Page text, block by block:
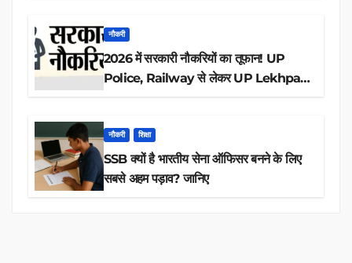
नौकरी
2026 में सरकारी नौकरियों का तूफान! UP
Police, Railway से लेकर UP Lekhpal
नौकरी शिक्षा
SSB क्यों है भारतीय सेना ऑफिसर बनने के लिए
सबसे अहम पड़ाव? जानिए